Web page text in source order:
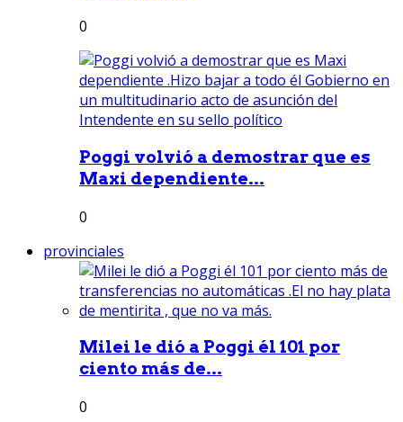
0
Poggi volvió a demostrar que es
Maxi dependiente...
0
provinciales
Milei le dió a Poggi él 101 por
ciento más de...
0